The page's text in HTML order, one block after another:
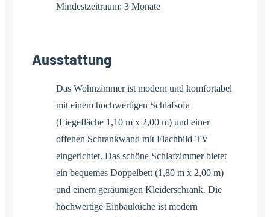
Mindestzeitraum: 3 Monate
Ausstattung
Das Wohnzimmer ist modern und komfortabel
mit einem hochwertigen Schlafsofa
(Liegefläche 1,10 m x 2,00 m) und einer
offenen Schrankwand mit Flachbild-TV
eingerichtet. Das schöne Schlafzimmer bietet
ein bequemes Doppelbett (1,80 m x 2,00 m)
und einem geräumigen Kleiderschrank. Die
hochwertige Einbauküche ist modern